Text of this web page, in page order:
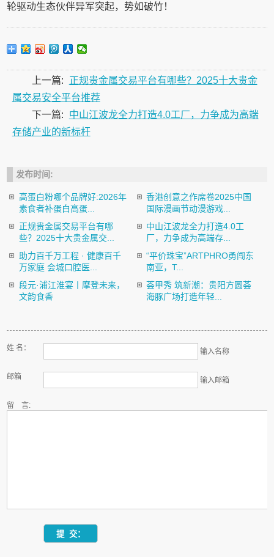
轮驱动生态伙伴异军突起，势如破竹！
上一篇:
正规贵金属交易平台有哪些？2025十大贵金
属交易安全平台推荐
下一篇:
中山江波龙全力打造4.0工厂，力争成为高端
存储产业的新标杆
发布时间:
高蛋白粉哪个品牌好:2026年
素食者补蛋白高蛋...
香港创意之作席卷2025中国
国际漫画节动漫游戏...
正规贵金属交易平台有哪
些？2025十大贵金属交...
中山江波龙全力打造4.0工
厂，力争成为高端存...
助力百千万工程 · 健康百千
万家庭 会城口腔医...
“平价珠宝”ARTPHRO勇闯东
南亚，T...
段元·浦江淮宴丨摩登未来，
文韵食香
荟甲秀 筑新潮：贵阳方圆荟
海豚广场打造年轻...
姓 名： 输入名称
邮箱 输入邮箱
留 言: